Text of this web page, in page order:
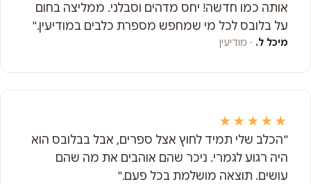
אותה כמו חדשה! יחס מדהים וסבלני. ממליצה בחום
על בלובס לכל מי שמחפש מספרת כלבים במודיעין."
מיכל ל. · מודיעין
★★★★★
"הכלב שלי תמיד לחוץ אצל ספרים, אבל בבלובס הוא
היה רגוע לגמרי. ניכר שהם אוהבים את מה שהם
עושים. תוצאה מושלמת בכל פעם."